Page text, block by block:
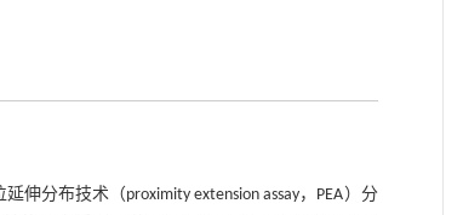
分布技术（proximity extension assay，PEA）分